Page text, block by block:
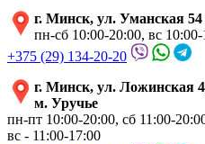
г. Минск, ул. Уманская
пн-сб 10:00-20:00, вс
+375 (29) 134-20-20
г. Минск, ул. Ложинская
м. Уручье
пн-пт 10:00-20:00, сб 11:00-
вс - 11:00-17:00